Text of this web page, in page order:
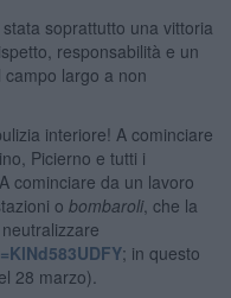
soprattutto una vittoria
responsabilità e un
largo a non
interiore! A cominciare
Picierno e tutti i
cominciare da un lavoro
o bombaroli, che la
; in questo
28 marzo).